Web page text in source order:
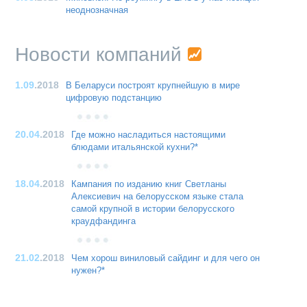
неоднозначная
Новости компаний
1.09.2018
В Беларуси построят крупнейшую в мире
цифровую подстанцию
20.04.2018
Где можно насладиться настоящими
блюдами итальянской кухни?*
18.04.2018
Кампания по изданию книг Светланы
Алексиевич на белорусском языке стала
самой крупной в истории белорусского
краудфандинга
21.02.2018
Чем хорош виниловый сайдинг и для чего он
нужен?*